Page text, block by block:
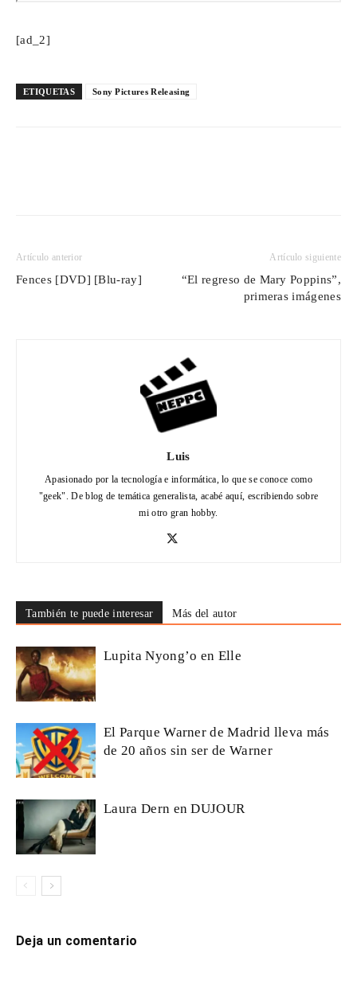
[ad_2]
ETIQUETAS Sony Pictures Releasing
Artículo anterior
Fences [DVD] [Blu-ray]
Artículo siguiente
“El regreso de Mary Poppins”,
primeras imágenes
Luis
Apasionado por la tecnología e informática, lo que se conoce como
"geek". De blog de temática generalista, acabé aquí, escribiendo sobre
mi otro gran hobby.
También te puede interesar Más del autor
Lupita Nyong’o en Elle
El Parque Warner de Madrid lleva más
de 20 años sin ser de Warner
Laura Dern en DUJOUR
Deja un comentario